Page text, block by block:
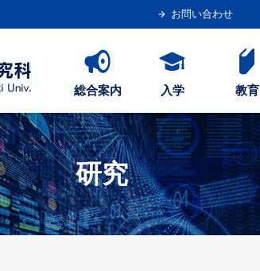
お問い合わせ
総合案内 入学 教育
研究